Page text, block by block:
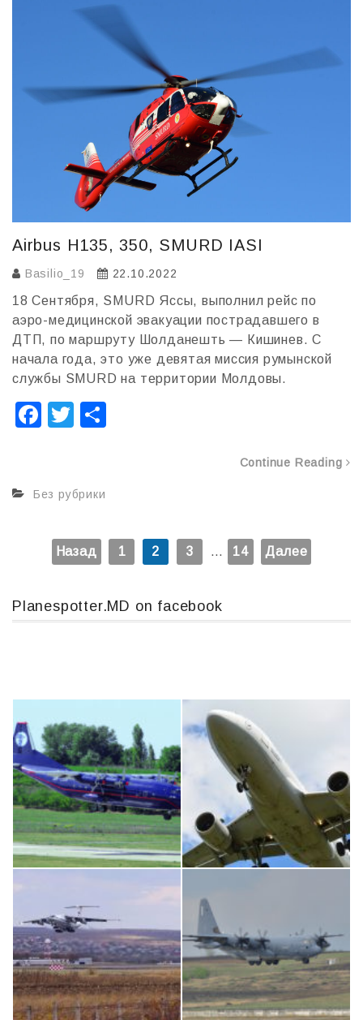
т
Airbus H135, 350, SMURD IASI
Basilio_19 22.10.2022
18 Сентября, SMURD Яссы, выполнил рейс по
аэро-медицинской эвакуации пострадавшего в
ДТП, по маршруту Шолданешть — Кишинев. C
начала года, это уже девятая миссия румынской
службы SMURD на территории Молдовы.
F
e
o
o
k
T
er
в
и
т
ь
Continue Reading
Без рубрики
Пагинация
записей
Назад 1 2 3 … 14 Далее
Planespotter.MD on facebook